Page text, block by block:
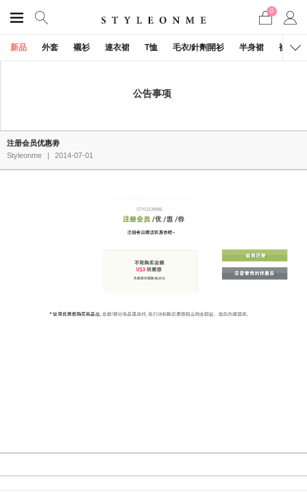
0
新品 外套 襯衫 連衣裙 T恤 毛衣/針劑開衫 半身裙 褲子
公告事项
注册会员优惠劵
Styleonme
| 2014-07-01